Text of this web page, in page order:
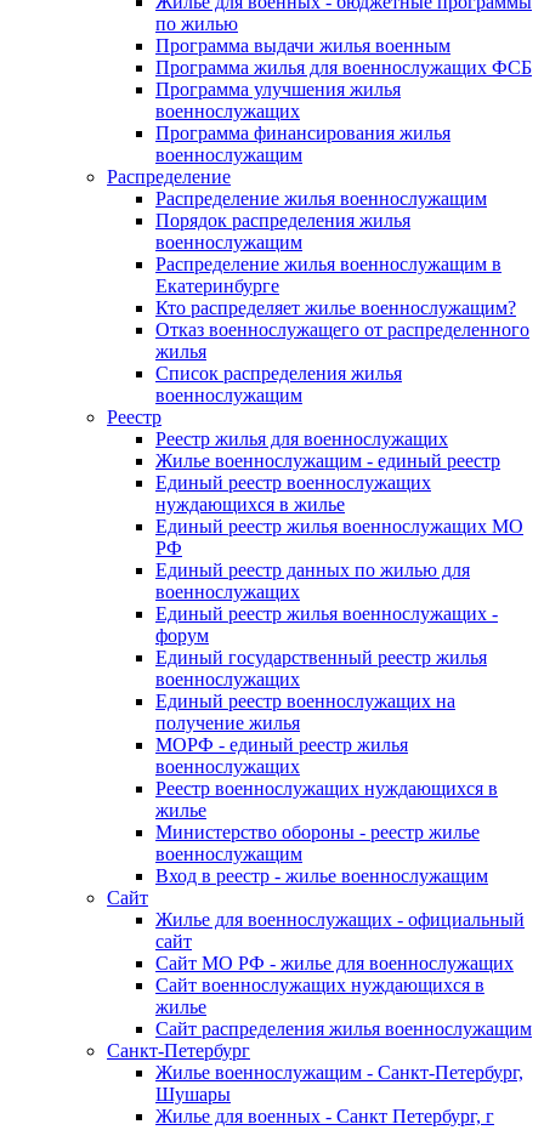
по жилью
Программа выдачи жилья военным
Программа жилья для военнослужащих ФСБ
Программа улучшения жилья
военнослужащих
Программа финансирования жилья
военнослужащим
Распределение
Распределение жилья военнослужащим
Порядок распределения жилья
военнослужащим
Распределение жилья военнослужащим в
Екатеринбурге
Кто распределяет жилье военнослужащим?
Отказ военнослужащего от распределенного
жилья
Список распределения жилья
военнослужащим
Реестр
Реестр жилья для военнослужащих
Жилье военнослужащим - единый реестр
Единый реестр военнослужащих
нуждающихся в жилье
Единый реестр жилья военнослужащих МО
РФ
Единый реестр данных по жилью для
военнослужащих
Единый реестр жилья военнослужащих -
форум
Единый государственный реестр жилья
военнослужащих
Единый реестр военнослужащих на
получение жилья
МОРФ - единый реестр жилья
военнослужащих
Реестр военнослужащих нуждающихся в
жилье
Министерство обороны - реестр жилье
военнослужащим
Вход в реестр - жилье военнослужащим
Сайт
Жилье для военнослужащих - официальный
сайт
Сайт МО РФ - жилье для военнослужащих
Сайт военнослужащих нуждающихся в
жилье
Сайт распределения жилья военнослужащим
Санкт-Петербург
Жилье военнослужащим - Санкт-Петербург,
Шушары
Жилье для военных - Санкт Петербург, г